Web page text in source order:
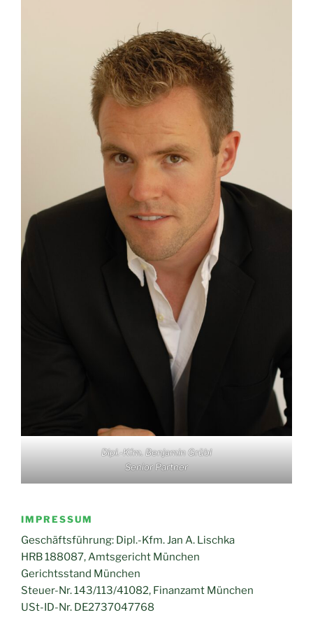
Dipl.-Kfm. Benjamin Grübl
Senior Partner
IMPRESSUM
Geschäftsführung: Dipl.-Kfm. Jan A. Lischka
HRB 188087, Amtsgericht München
Gerichtsstand München
Steuer-Nr. 143/113/41082, Finanzamt München
USt-ID-Nr. DE2737047768